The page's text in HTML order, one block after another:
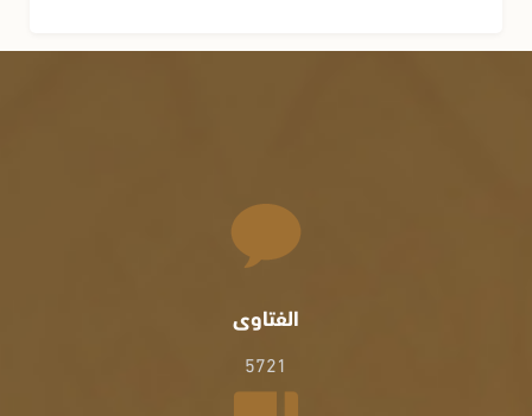
الفتاوى
5721